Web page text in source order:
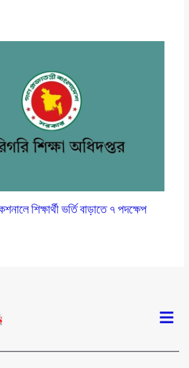
শিক্ষার্থী ভর্তি বাড়াতে ৭ পদক্ষেপ
Menu